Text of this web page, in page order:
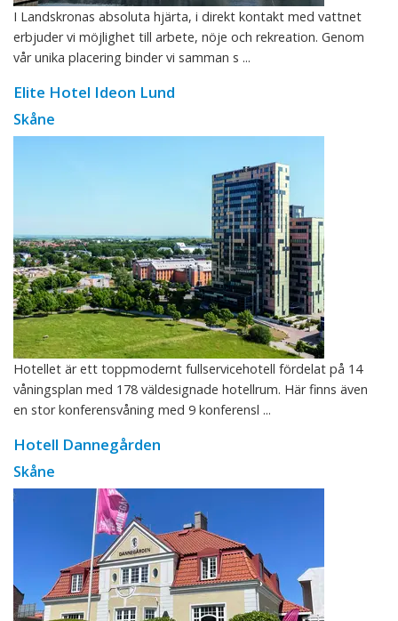
I Landskronas absoluta hjärta, i direkt kontakt med vattnet
erbjuder vi möjlighet till arbete, nöje och rekreation. Genom
vår unika placering binder vi samman s ...
Elite Hotel Ideon Lund
Skåne
Hotellet är ett toppmodernt fullservicehotell fördelat på 14
våningsplan med 178 väldesignade hotellrum. Här finns även
en stor konferensvåning med 9 konferensl ...
Hotell Dannegården
Skåne